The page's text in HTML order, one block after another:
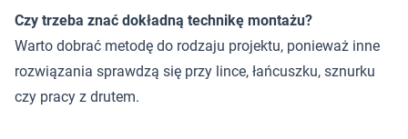
Czy trzeba znać dokładną technikę montażu?
Warto dobrać metodę do rodzaju projektu, ponieważ inne
rozwiązania sprawdzą się przy lince, łańcuszku, sznurku
czy pracy z drutem.